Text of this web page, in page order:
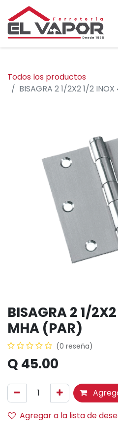
Todos los productos
BISAGRA 2 1/2X2 1/2
BISAGRA 2 1/
MHA (PAR)
(0 reseña)
Q 45.00
Agregar a la lista de